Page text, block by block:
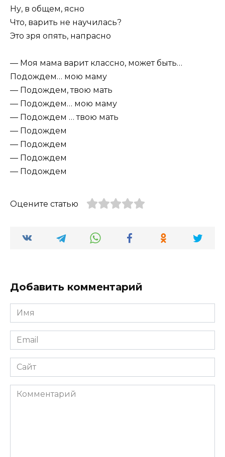
Ну, в общем, ясно
Что, варить не научилась?
Это зря опять, напрасно
— Моя мама варит классно, может быть…
Подождем… мою маму
— Подождем, твою мать
— Подождем… мою маму
— Подождем … твою мать
— Подождем
— Подождем
— Подождем
— Подождем
Оцените статью
Добавить комментарий
Имя
*
Email
*
Сайт
Комментарий